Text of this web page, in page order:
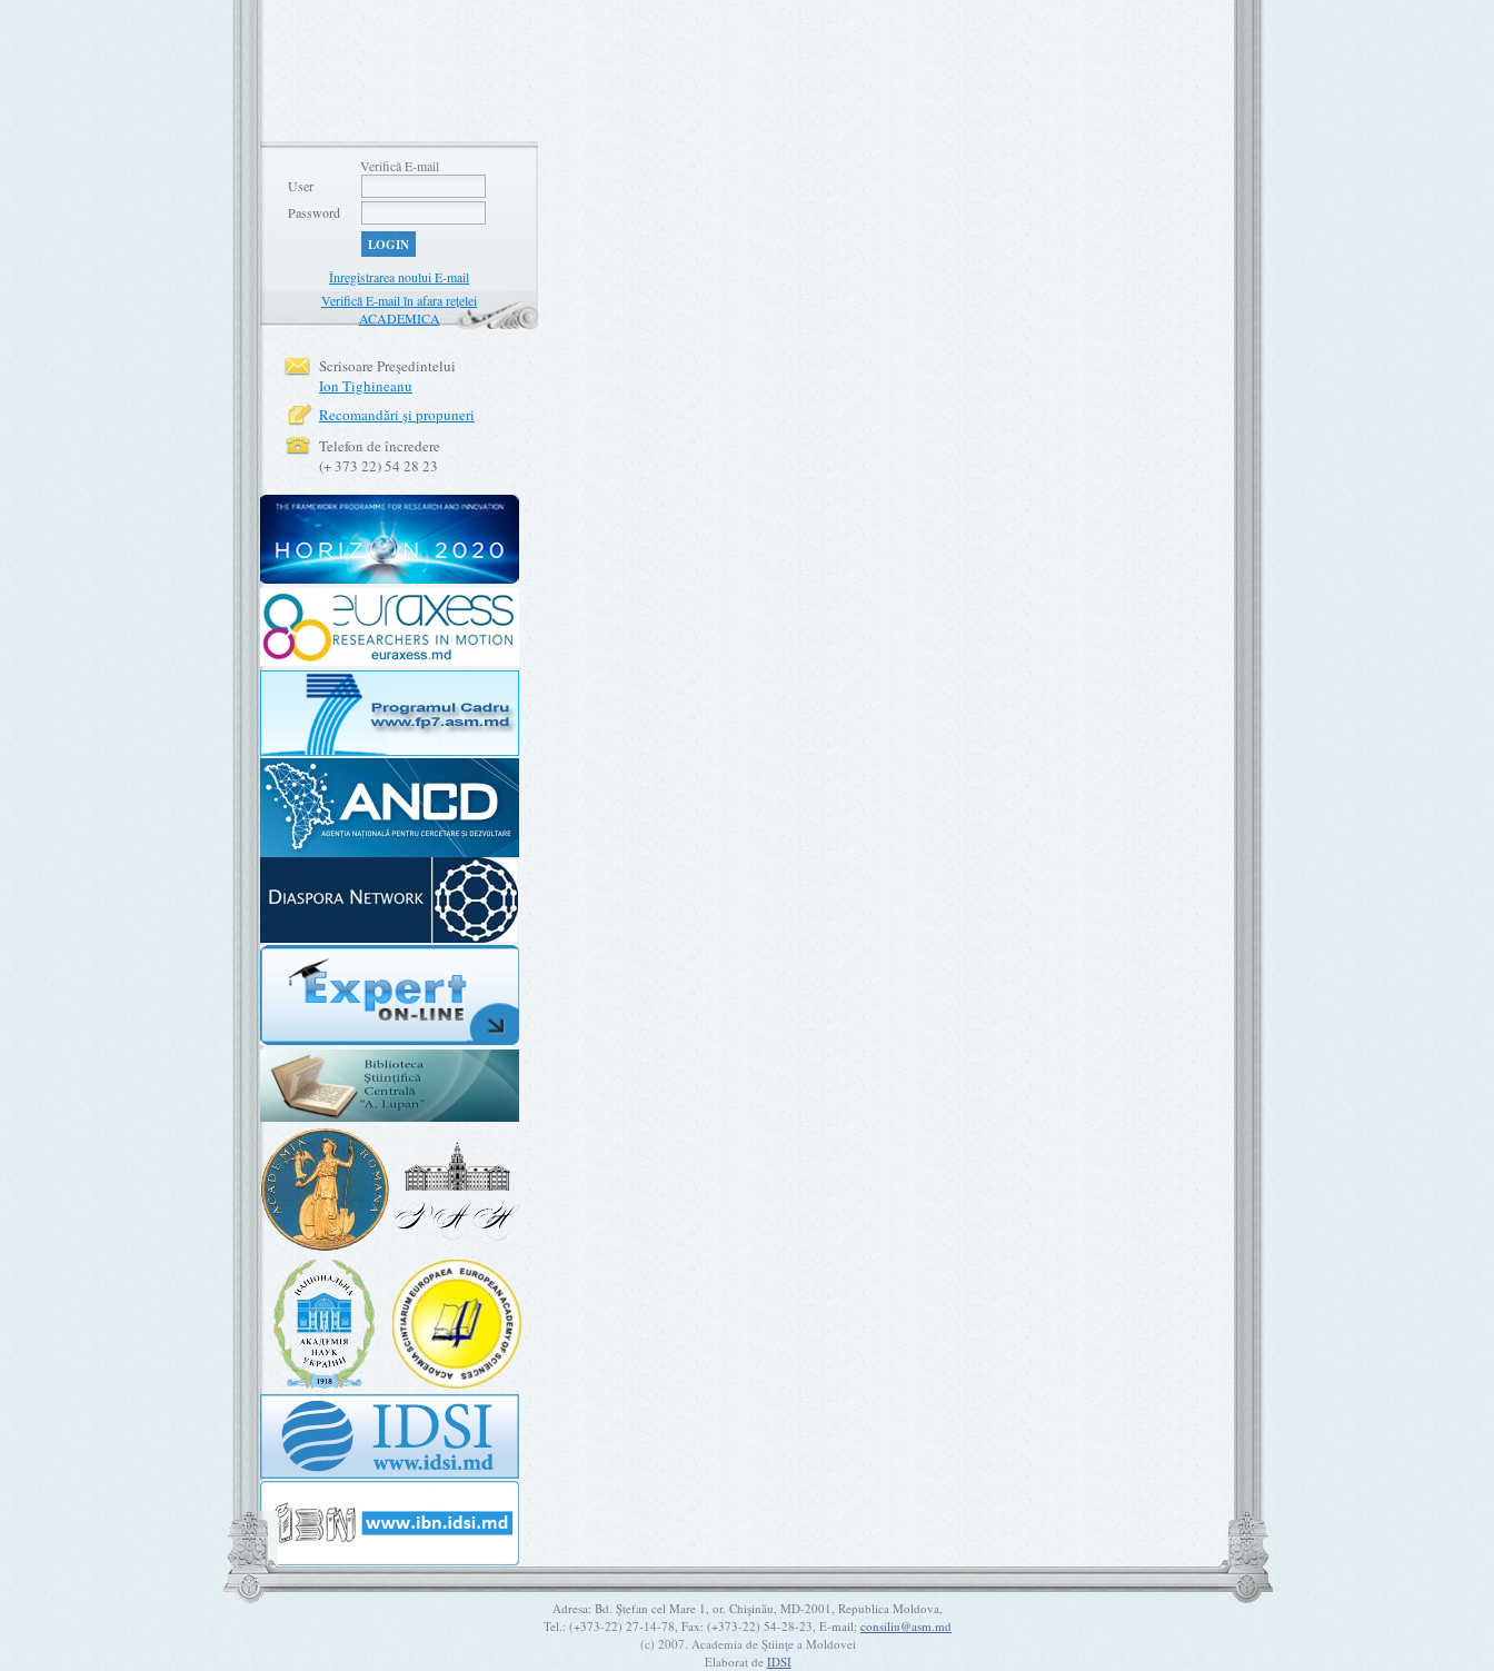
Verifică E-mail
User
Password
LOGIN
Înregistrarea noului E-mail
Verifică E-mail în afara rețelei
ACADEMICA
Scrisoare Preşedintelui
Ion Tighineanu
Recomandări şi propuneri
Telefon de încredere
(+ 373 22) 54 28 23
Adresa: Bd. Ştefan cel Mare 1, or. Chişinău, MD-2001, Republica Moldova,
Tel.: (+373-22) 27-14-78, Fax: (+373-22) 54-28-23, E-mail: consiliu@asm.md
(c) 2007. Academia de Ştiinţe a Moldovei
Elaborat de IDSI